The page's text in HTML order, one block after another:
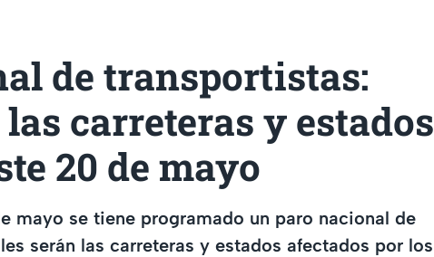
de transportistas:
carreteras y estados
20 de mayo
mayo se tiene programado un paro nacional de
serán las carreteras y estados afectados por los